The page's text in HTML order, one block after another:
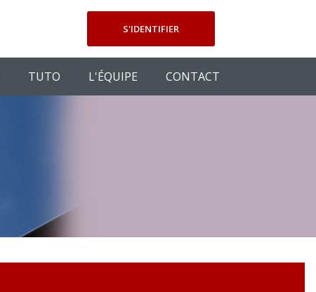
S'IDENTIFIER
TUTO L'ÉQUIPE CONTACT